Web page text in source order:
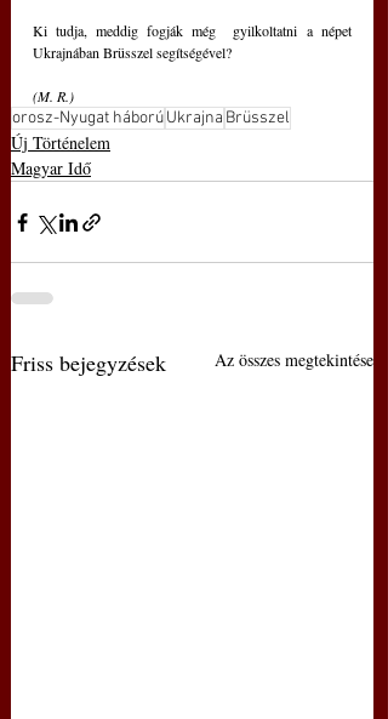
Ki tudja, meddig fogják még  gyilkoltatni a népet
Ukrajnában Brüsszel segítségével?
(M. R.)
orosz-Nyugat háborúUkrajna Brüsszel
Új Történelem
Magyar Idő
Friss bejegyzések Az összes megtekintése